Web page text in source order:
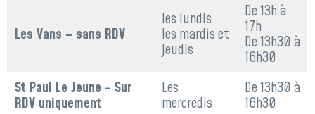
Les Vans – sans RDV
les lundis
les mardis et
jeudis
De 13h à
17h
De 13h30 à
16h30
St Paul Le Jeune – Sur
RDV uniquement
Les
mercredis
De 13h30 à
16h30